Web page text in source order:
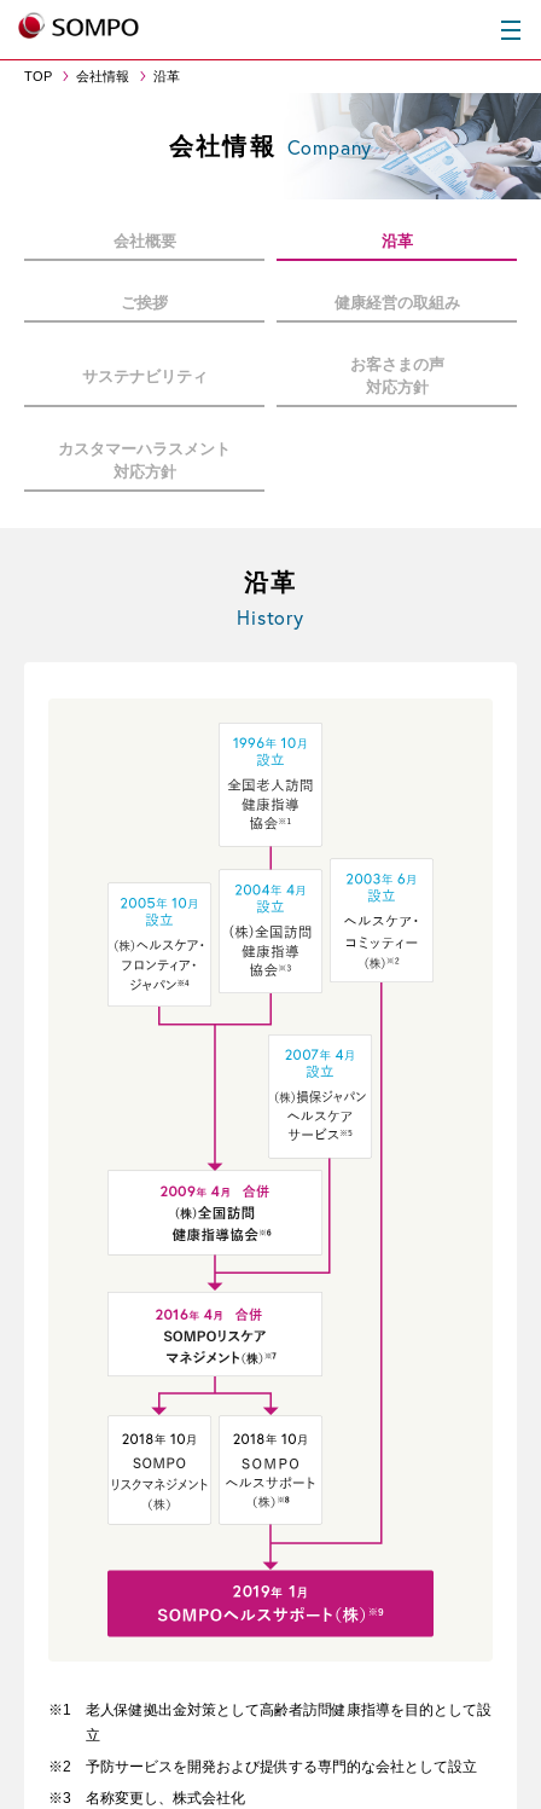
TOP 会社情報 沿革
会社情報 Company
会社概要 沿革
ご挨拶 健康経営の取組み
サステナビリティ
お客さまの声
対応方針
カスタマーハラスメント
対応方針
沿革
History
※1
老人保健拠出金対策として高齢者訪問健康指導を目的として設
立
※2
予防サービスを開発および提供する専門的な会社として設立
※3
名称変更し、株式会社化